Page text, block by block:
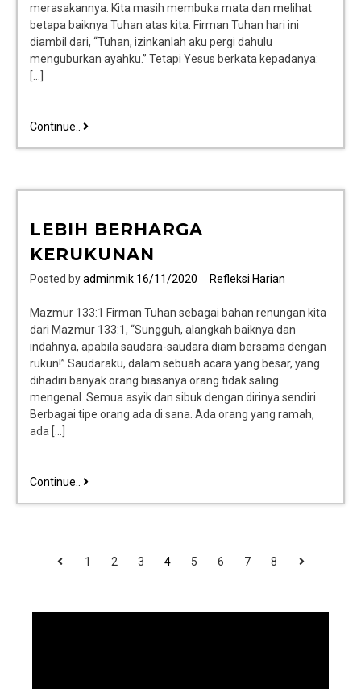
merasakannya. Kita masih membuka mata dan melihat
betapa baiknya Tuhan atas kita. Firman Tuhan hari ini
diambil dari, “Tuhan, izinkanlah aku pergi dahulu
menguburkan ayahku.” Tetapi Yesus berkata kepadanya:
[…]
Continue..
LEBIH BERHARGA
KERUKUNAN
Posted byadminmik 16/11/2020 Refleksi Harian
Mazmur 133:1 Firman Tuhan sebagai bahan renungan kita
dari Mazmur 133:1, “Sungguh, alangkah baiknya dan
indahnya, apabila saudara-saudara diam bersama dengan
rukun!” Saudaraku, dalam sebuah acara yang besar, yang
dihadiri banyak orang biasanya orang tidak saling
mengenal. Semua asyik dan sibuk dengan dirinya sendiri.
Berbagai tipe orang ada di sana. Ada orang yang ramah,
ada […]
Continue..
1 2 3 4 5 6 7 8